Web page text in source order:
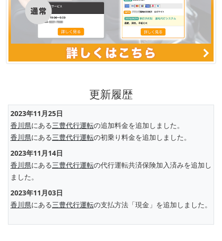
更新履歴
2023年11月25日
香川県にある三豊代行運転の追加料金を追加しました。
香川県にある三豊代行運転の初乗り料金を追加しました。
2023年11月14日
香川県にある三豊代行運転の代行運転共済保険加入済みを追加し
ました。
2023年11月03日
香川県にある三豊代行運転の支払方法「現金」を追加しました。